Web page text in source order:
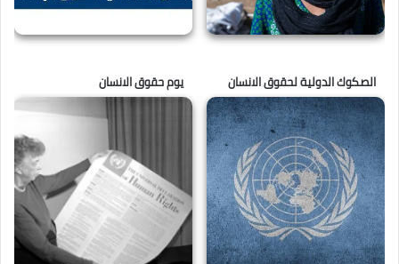
الصكوك الدولية لحقوق الانسان يوم حقوق الانسان